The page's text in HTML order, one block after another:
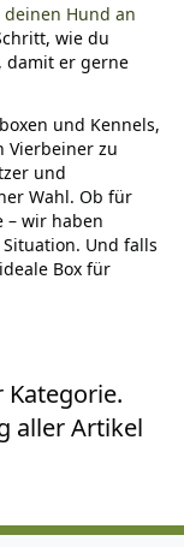
Hund an
wie du
damit er gerne
und Kennels,
Vierbeiner zu
und
Wahl. Ob für
– wir haben
Und falls
Box für
Kategorie.
aller Artikel